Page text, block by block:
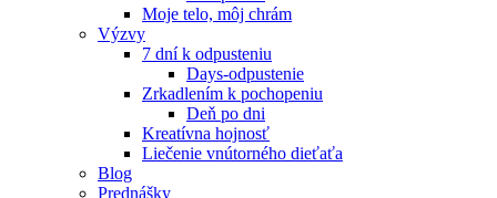
Moje telo, môj chrám
Výzvy
7 dní k odpusteniu
Days-odpustenie
Zrkadlením k pochopeniu
Deň po dni
Kreatívna hojnosť
Liečenie vnútorného dieťaťa
Blog
Prednášky